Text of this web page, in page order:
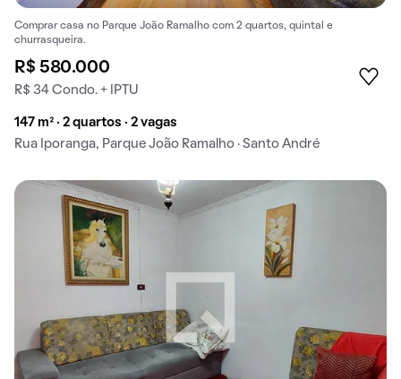
Comprar casa no Parque João Ramalho com 2 quartos, quintal e
churrasqueira.
R$ 580.000
R$ 34 Condo. + IPTU
147 m² · 2 quartos · 2 vagas
Rua Iporanga, Parque João Ramalho · Santo André